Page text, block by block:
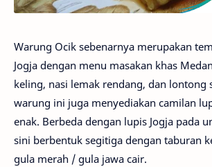
Warung Ocik sebenarnya merupakan
Jogja dengan menu masakan khas
keling, nasi lemak rendang, dan lontong
warung ini juga menyediakan camilan
enak. Berbeda dengan lupis Jogja pada
sini berbentuk segitiga dengan taburan
gula merah / gula jawa cair.